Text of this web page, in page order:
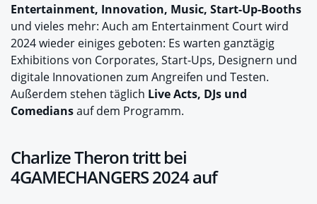
Entertainment, Innovation, Music, Start-Up-Booths
und vieles mehr: Auch am Entertainment Court wird
2024 wieder einiges geboten: Es warten ganztägig
Exhibitions von Corporates, Start-Ups, Designern und
digitale Innovationen zum Angreifen und Testen.
Außerdem stehen täglich Live Acts, DJs und
Comediansauf dem Programm.
Charlize Theron tritt bei
4GAMECHANGERS 2024 auf